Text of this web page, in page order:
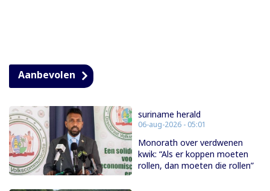
Aanbevolen
suriname herald
06-aug-2026 - 05:01
Monorath over verdwenen
kwik: “Als er koppen moeten
rollen, dan moeten die rollen”